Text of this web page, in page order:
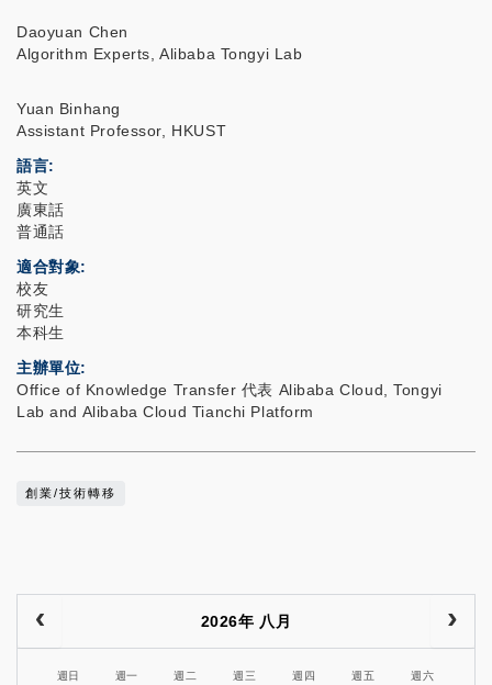
Daoyuan Chen
Algorithm Experts, Alibaba Tongyi Lab
Yuan Binhang
Assistant Professor, HKUST
語言
英文
廣東話
普通話
適合對象
校友
研究生
本科生
主辦單位
Office of Knowledge Transfer 代表 Alibaba Cloud, Tongyi
Lab and Alibaba Cloud Tianchi Platform
創業/技術轉移
2026年 八月
週日 週一 週二 週三 週四 週五 週六